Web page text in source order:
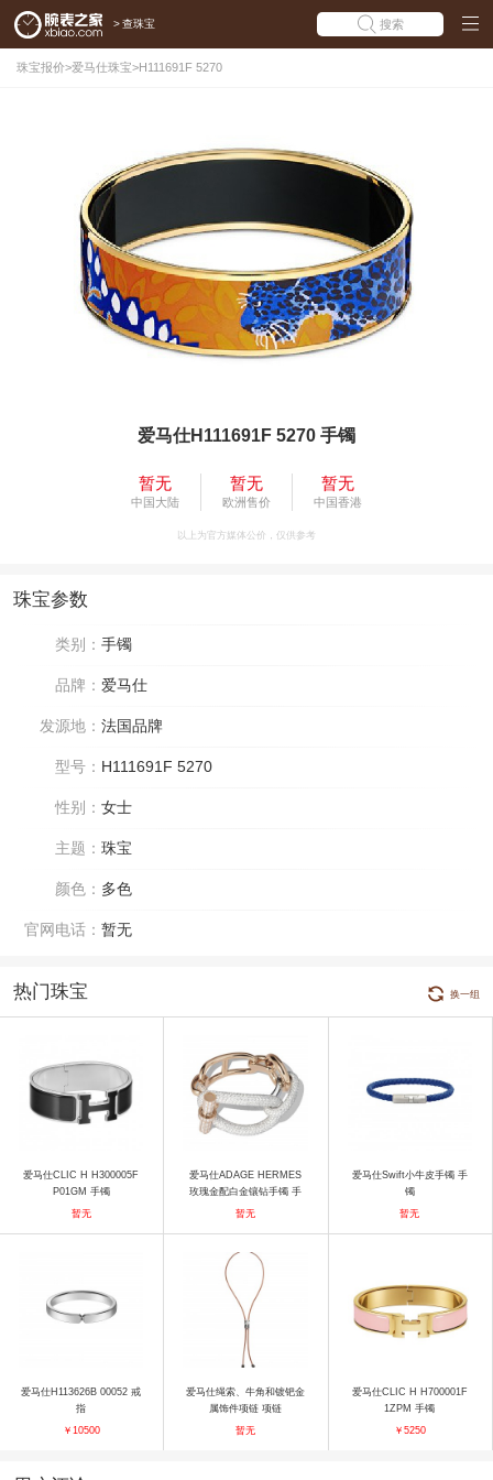
> 查珠宝 搜索
珠宝报价>爱马仕珠宝>H111691F 5270
爱马仕H111691F 5270 手镯
暂无
中国大陆
暂无
欧洲售价
暂无
中国香港
以上为官方媒体公价，仅供参考
珠宝参数
类别： 手镯
品牌： 爱马仕
发源地： 法国品牌
型号： H111691F 5270
性别： 女士
主题： 珠宝
颜色： 多色
官网电话： 暂无
热门珠宝 换一组
爱马仕CLIC H H300005F
P01GM 手镯
暂无
爱马仕ADAGE HERMES
玫瑰金配白金镶钻手镯 手
镯
暂无
爱马仕Swift小牛皮手镯 手
镯
暂无
爱马仕H113626B 00052 戒
指
￥10500
爱马仕绳索、牛角和镀钯金
属饰件项链 项链
暂无
爱马仕CLIC H H700001F
1ZPM 手镯
￥5250